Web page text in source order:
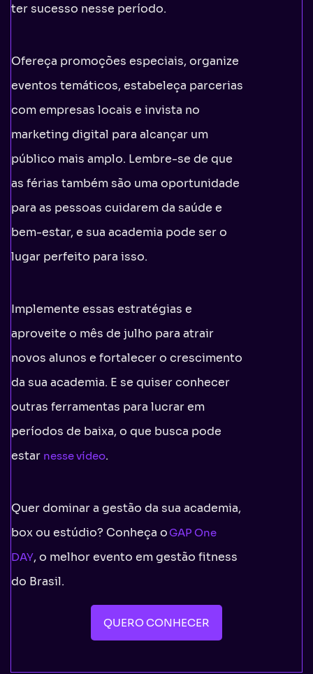
ter sucesso nesse período.
Ofereça promoções especiais, organize
eventos temáticos, estabeleça parcerias
com empresas locais e invista no
marketing digital para alcançar um
público mais amplo. Lembre-se de que
as férias também são uma oportunidade
para as pessoas cuidarem da saúde e
bem-estar, e sua academia pode ser o
lugar perfeito para isso.
Implemente essas estratégias e
aproveite o mês de julho para atrair
novos alunos e fortalecer o crescimento
da sua academia. E se quiser conhecer
outras ferramentas para lucrar em
períodos de baixa, o que busca pode
estar nesse vídeo.
Quer dominar a gestão da sua academia,
box ou estúdio? Conheça oGAP One
DAY, o melhor evento em gestão fitness
do Brasil.
QUERO CONHECER